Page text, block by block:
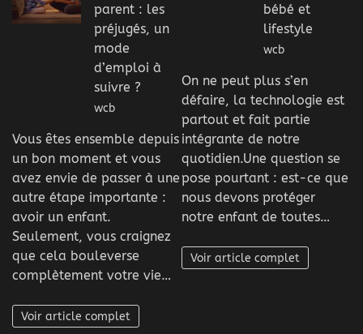
parent : les
préjugés, un
mode
d’emploi à
suivre ?
wcb
Vous êtes ensemble depuis
un bon moment et vous
avez envie de passer à une
autre étape importante :
avoir un enfant.
Seulement, vous craignez
que cela bouleverse
complètement votre vie…
Voir article complet
bébé et
lifestyle
wcb
On ne peut plus s’en
défaire, la technologie est
partout et fait partie
intégrante de notre
quotidien.Une question se
pose pourtant : est-ce que
nous devons protéger
notre enfant de toutes…
Voir article complet